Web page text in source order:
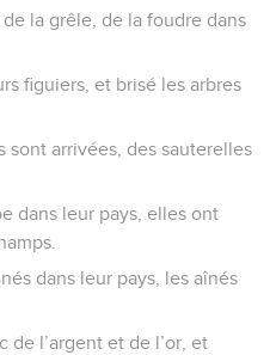
la grêle, de la foudre dans
figuiers, et brisé les arbres
sont arrivées, des sauterelles
dans leur pays, elles ont
dans leur pays, les aînés
de l’argent et de l’or, et